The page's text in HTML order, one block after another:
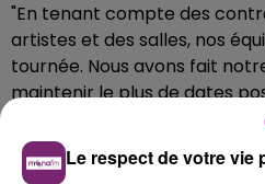
"En tenant compte des
artistes et des salles, nos
tournée. Nous avons fait
maintenir le plus de dates
malheureusement dû en
manière définitive" précise
Le respect de votre vie